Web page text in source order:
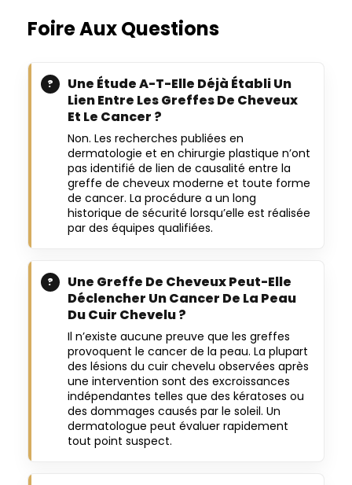
Foire Aux Questions
Une Étude A-T-Elle Déjà Établi Un
Lien Entre Les Greffes De Cheveux
Et Le Cancer ?
Non. Les recherches publiées en
dermatologie et en chirurgie plastique n’ont
pas identifié de lien de causalité entre la
greffe de cheveux moderne et toute forme
de cancer. La procédure a un long
historique de sécurité lorsqu’elle est réalisée
par des équipes qualifiées.
Une Greffe De Cheveux Peut-Elle
Déclencher Un Cancer De La Peau
Du Cuir Chevelu ?
Il n’existe aucune preuve que les greffes
provoquent le cancer de la peau. La plupart
des lésions du cuir chevelu observées après
une intervention sont des excroissances
indépendantes telles que des kératoses ou
des dommages causés par le soleil. Un
dermatologue peut évaluer rapidement
tout point suspect.